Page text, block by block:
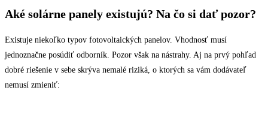
Aké solárne panely existujú? Na čo si dať pozor?
Existuje niekoľko typov fotovoltaických panelov. Vhodnosť musí
jednoznačne posúdiť odborník. Pozor však na nástrahy. Aj na prvý pohľad
dobré riešenie v sebe skrýva nemalé riziká, o ktorých sa vám dodávateľ
nemusí zmieniť: